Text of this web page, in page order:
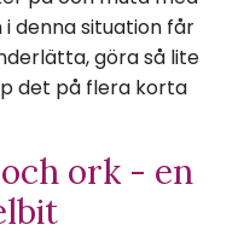
i denna situation får
göra så lite
det på flera korta
ork - en